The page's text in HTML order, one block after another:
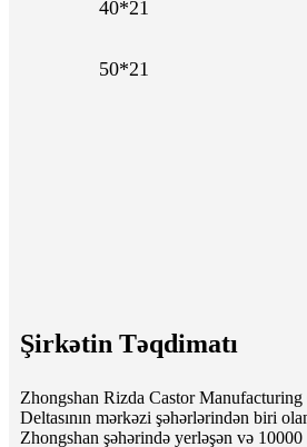
40*21
50*21
Şirkətin Təqdimatı
Zhongshan Rizda Castor
Deltasının mərkəzi şəhərlərindən biri
Zhongshan şəhərində yerləşən və